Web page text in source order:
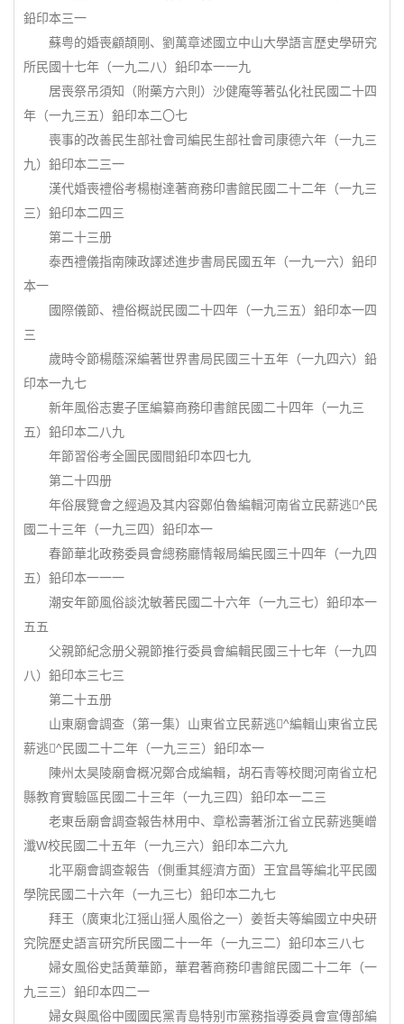
鉛印本三一
蘇粤的婚喪顧頡剛、劉萬章述國立中山大學語言歷史學研究
所民國十七年（一九二八）鉛印本一一九
居喪祭吊須知（附藥方六則）沙健庵等著弘化社民國二十四
年（一九三五）鉛印本二〇七
喪事的改善民生部社會司編民生部社會司康德六年（一九三
九）鉛印本二三一
漢代婚喪禮俗考楊樹達著商務印書館民國二十二年（一九三
三）鉛印本二四三
第二十三册
泰西禮儀指南陳政譯述進步書局民國五年（一九一六）鉛印
本一
國際儀節、禮俗概説民國二十四年（一九三五）鉛印本一四
三
歲時令節楊蔭深編著世界書局民國三十五年（一九四六）鉛
印本一九七
新年風俗志婁子匡編纂商務印書館民國二十四年（一九三
五）鉛印本二八九
年節習俗考全圖民國間鉛印本四七九
第二十四册
年俗展覽會之經過及其内容鄭伯魯編輯河南省立民薪逃^民
國二十三年（一九三四）鉛印本一
春節華北政務委員會總務廳情報局編民國三十四年（一九四
五）鉛印本一一一
潮安年節風俗談沈敏著民國二十六年（一九三七）鉛印本一
五五
父親節紀念册父親節推行委員會編輯民國三十七年（一九四
八）鉛印本三七三
第二十五册
山東廟會調查（第一集）山東省立民薪逃^編輯山東省立民
薪逃^民國二十二年（一九三三）鉛印本一
陳州太昊陵廟會概况鄭合成編輯，胡石青等校閲河南省立杞
縣教育實驗區民國二十三年（一九三四）鉛印本一二三
老東岳廟會調查報告林用中、章松壽著浙江省立民薪逃龑嶒
瀸W校民國二十五年（一九三六）鉛印本二六九
北平廟會調查報告（側重其經濟方面）王宜昌等編北平民國
學院民國二十六年（一九三七）鉛印本二九七
拜王（廣東北江猺山猺人風俗之一）姜哲夫等編國立中央研
究院歷史語言研究所民國二十一年（一九三二）鉛印本三八七
婦女風俗史話黄華節，華君著商務印書館民國二十二年（一
九三三）鉛印本四二一
婦女與風俗中國國民黨青島特别市黨務指導委員會宣傳部編